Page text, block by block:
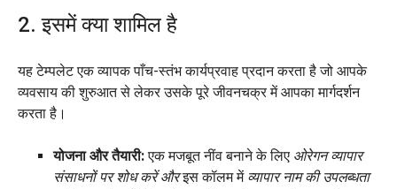
2. इसमें क्या शामिल है
यह टेम्पलेट एक व्यापक पाँच-स्तंभ कार्यप्रवाह प्रदान करता है जो आपके
व्यवसाय की शुरुआत से लेकर उसके पूरे जीवनचक्र में आपका मार्गदर्शन
करता है।
योजना और तैयारी:एक मजबूत नींव बनाने के लिए ओरेगन व्यापार
संसाधनों पर शोध करें औरइस कॉलम में व्यापार नाम की उपलब्धता